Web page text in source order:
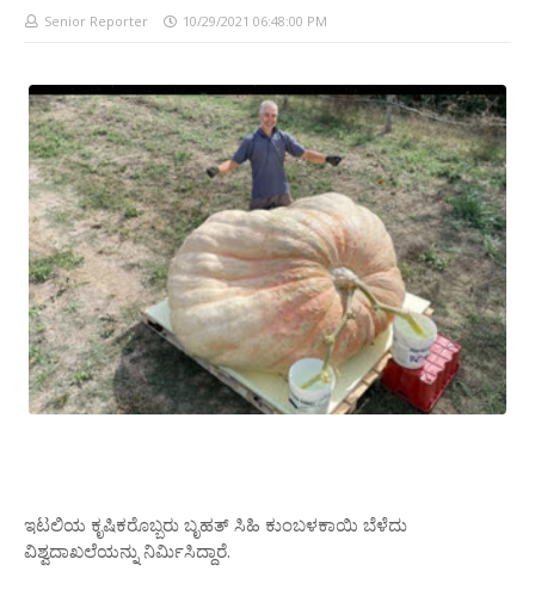
Senior Reporter 10/29/2021 06:48:00 PM
ಇಟಲಿಯ ಕೃಷಿಕರೊಬ್ಬರು ಬೃಹತ್ ಸಿಹಿ​ ಕುಂಬಳಕಾಯಿ ಬೆಳೆದು
ವಿಶ್ವದಾಖಲೆಯನ್ನು ನಿರ್ಮಿಸಿದ್ದಾರೆ.